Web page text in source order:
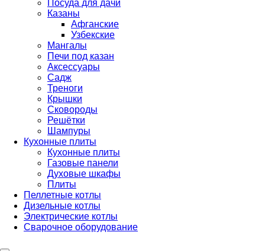
Посуда для дачи
Казаны
Афганские
Узбекские
Мангалы
Печи под казан
Аксессуары
Садж
Треноги
Крышки
Сковороды
Решётки
Шампуры
Кухонные плиты
Кухонные плиты
Газовые панели
Духовые шкафы
Плиты
Пеллетные котлы
Дизельные котлы
Электрические котлы
Сварочное оборудование